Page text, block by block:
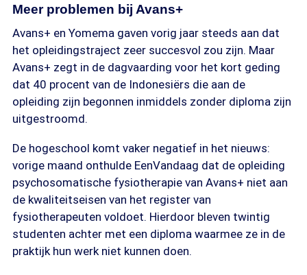
Meer problemen bij Avans+
Avans+ en Yomema gaven vorig jaar steeds aan dat
het opleidingstraject zeer succesvol zou zijn. Maar
Avans+ zegt in de dagvaarding voor het kort geding
dat 40 procent van de Indonesiërs die aan de
opleiding zijn begonnen inmiddels zonder diploma zijn
uitgestroomd.
De hogeschool komt vaker negatief in het nieuws:
vorige maand onthulde EenVandaag dat de opleiding
psychosomatische fysiotherapie van Avans+ niet aan
de kwaliteitseisen van het register van
fysiotherapeuten voldoet. Hierdoor bleven twintig
studenten achter met een diploma waarmee ze in de
praktijk hun werk niet kunnen doen.